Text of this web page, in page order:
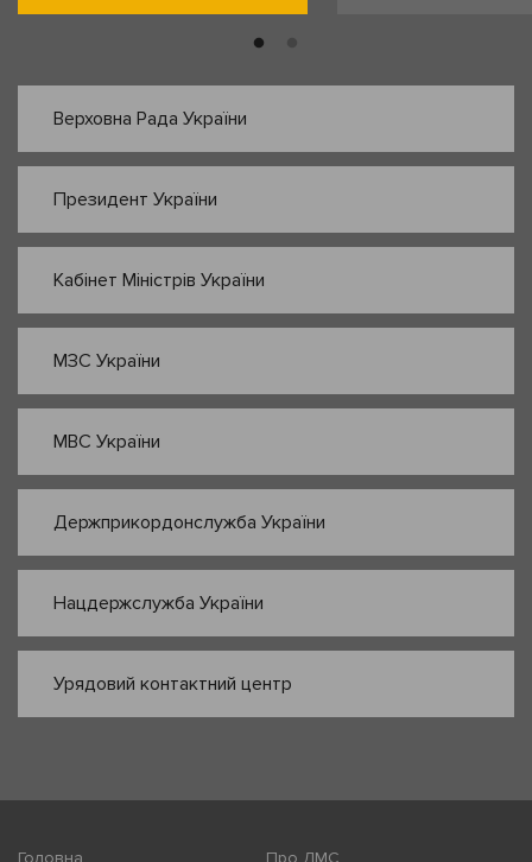
Верховна Рада України
Президент України
Кабінет Міністрів України
МЗС України
МВС України
Держприкордонслужба України
Нацдержслужба України
Урядовий контактний центр
Головна Про ДМС